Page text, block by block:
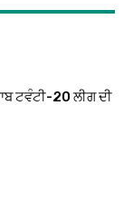
ਟਵੰਟੀ-20 ਲੀਗ ਦੀ